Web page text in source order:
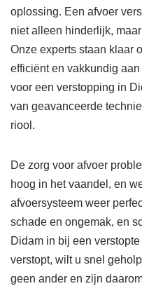
oplossing. Een afvoer
niet alleen hinderlijk,
Onze experts staan klaar
efficiënt en vakkundig
voor een verstopping in
van geavanceerde
riool.
De zorg voor afvoer
hoog in het vaandel, en
afvoersysteem weer
schade en ongemak, en
Didam in bij een
verstopt, wilt u snel
geen ander en zijn